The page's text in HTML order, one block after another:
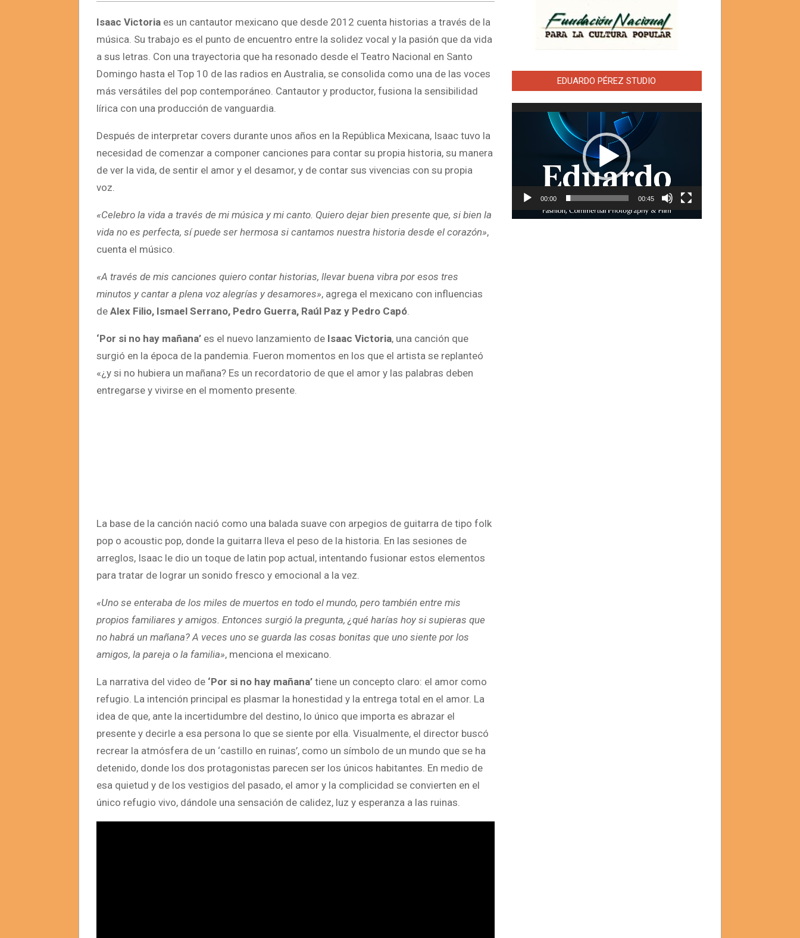
Isaac Victoria es un cantautor mexicano que desde 2012 cuenta historias a través de la
música. Su trabajo es el punto de encuentro entre la solidez vocal y la pasión que da vida
a sus letras. Con una trayectoria que ha resonado desde el Teatro Nacional en Santo
Domingo hasta el Top 10 de las radios en Australia, se consolida como una de las voces
más versátiles del pop contemporáneo. Cantautor y productor, fusiona la sensibilidad
lírica con una producción de vanguardia.
Después de interpretar covers durante unos años en la República Mexicana, Isaac tuvo la
necesidad de comenzar a componer canciones para contar su propia historia, su manera
de ver la vida, de sentir el amor y el desamor, y de contar sus vivencias con su propia
voz.
«Celebro la vida a través de mi música y mi canto. Quiero dejar bien presente que, si bien la
vida no es perfecta, sí puede ser hermosa si cantamos nuestra historia desde el corazón»,
cuenta el músico.
«A través de mis canciones quiero contar historias, llevar buena vibra por esos tres
minutos y cantar a plena voz alegrías y desamores», agrega el mexicano con influencias
de Alex Filio, Ismael Serrano, Pedro Guerra, Raúl Paz y Pedro Capó.
‘Por si no hay mañana’ es el nuevo lanzamiento de Isaac Victoria, una canción que
surgió en la época de la pandemia. Fueron momentos en los que el artista se replanteó
«¿y si no hubiera un mañana? Es un recordatorio de que el amor y las palabras deben
entregarse y vivirse en el momento presente.
La base de la canción nació como una balada suave con arpegios de guitarra de tipo folk
pop o acoustic pop, donde la guitarra lleva el peso de la historia. En las sesiones de
arreglos, Isaac le dio un toque de latin pop actual, intentando fusionar estos elementos
para tratar de lograr un sonido fresco y emocional a la vez.
«Uno se enteraba de los miles de muertos en todo el mundo, pero también entre mis
propios familiares y amigos. Entonces surgió la pregunta, ¿qué harías hoy si supieras que
no habrá un mañana? A veces uno se guarda las cosas bonitas que uno siente por los
amigos, la pareja o la familia», menciona el mexicano.
La narrativa del video de ‘Por si no hay mañana’ tiene un concepto claro: el amor como
refugio. La intención principal es plasmar la honestidad y la entrega total en el amor. La
idea de que, ante la incertidumbre del destino, lo único que importa es abrazar el
presente y decirle a esa persona lo que se siente por ella. Visualmente, el director buscó
recrear la atmósfera de un ‘castillo en ruinas’, como un símbolo de un mundo que se ha
detenido, donde los dos protagonistas parecen ser los únicos habitantes. En medio de
esa quietud y de los vestigios del pasado, el amor y la complicidad se convierten en el
único refugio vivo, dándole una sensación de calidez, luz y esperanza a las ruinas.
EDUARDO PÉREZ STUDIO
Reproductor
00:00 00:45